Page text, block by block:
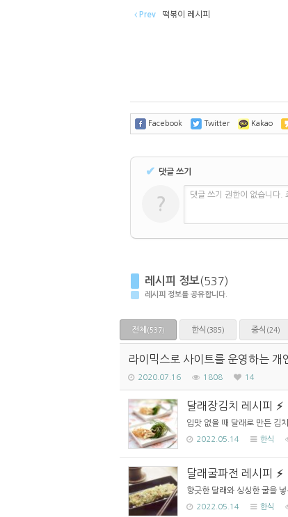
Prev 떡볶이 레시피
Facebook Twitter Kakao
✔ 댓글 쓰기
? 댓글 쓰기 권한이 없습니다.
레시피 정보(537)
레시피 정보를 공유합니다.
전체 (537) 한식 (385) 중식 (24)
라이믹스로 사이트를 운영하는 개
2020.07.16 1808 14
달래장김치 레시피
입맛 없을 때 달래로 만든 김
2022.05.14 한식
달래굴파전 레시피
향긋한 달래와 싱싱한 굴을
2022.05.14 한식